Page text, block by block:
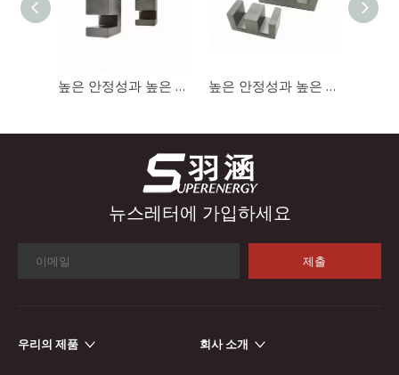
산업 제어
높은 안정성과 높은 포화도를 갖춘 충전기용 자기 코어 EE1312 페라이트 코어 높은 안정성과 높은 포화도를 갖춘 충전기용 자기 코어 EE1414 고 투자율 페라이트 코어
뉴스레터에 가입하세요
제출
우리의 제품 회사 소개